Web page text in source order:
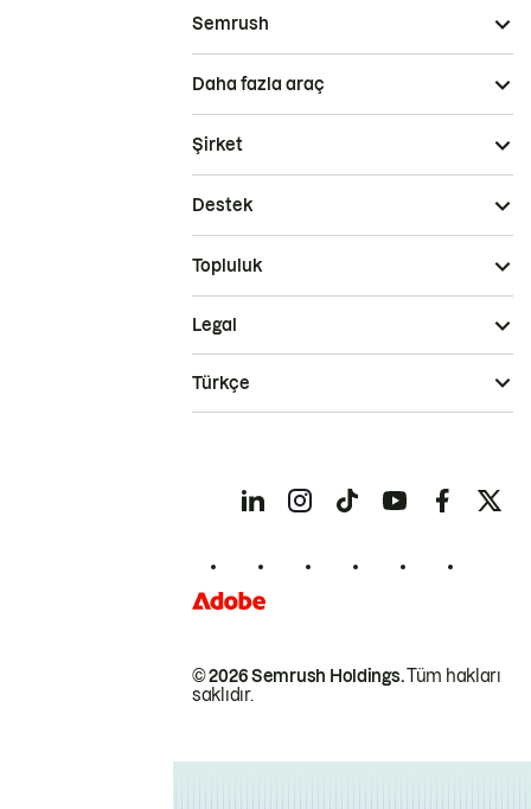
Semrush
Daha fazla araç
Şirket
Destek
Topluluk
© 2026 Semrush Holdings.Tüm hakları
saklıdır.
Legal
Türkçe